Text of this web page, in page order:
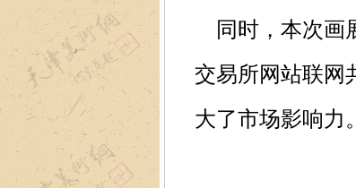
同时，本次画
交易所网站联网
大了市场影响力。